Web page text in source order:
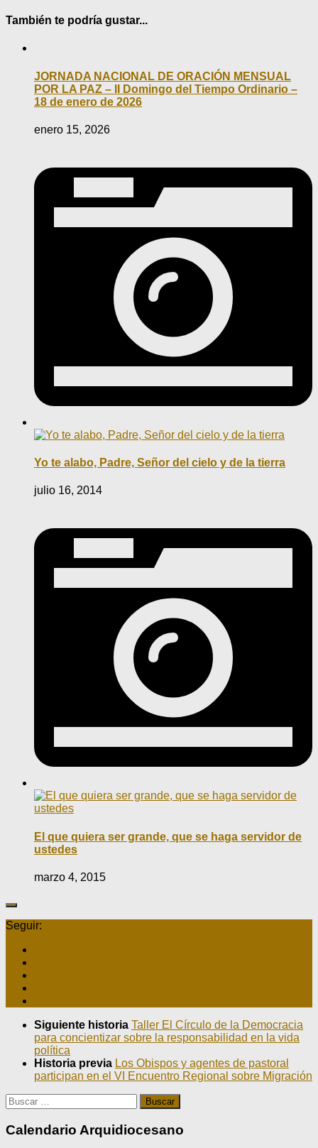
También te podría gustar...
JORNADA NACIONAL DE ORACIÓN MENSUAL
POR LA PAZ – II Domingo del Tiempo Ordinario –
18 de enero de 2026
enero 15, 2026
Yo te alabo, Padre, Señor del cielo y de la tierra
julio 16, 2014
El que quiera ser grande, que se haga servidor de
ustedes
marzo 4, 2015
Seguir:
Siguiente historia Taller El Círculo de la Democracia
para concientizar sobre la responsabilidad en la vida
política
Historia previa Los Obispos y agentes de pastoral
participan en el VI Encuentro Regional sobre Migración
Buscar:
Calendario Arquidiocesano